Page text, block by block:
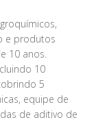
e produtos
10 anos.
10
5
equipe de
de aditivo de